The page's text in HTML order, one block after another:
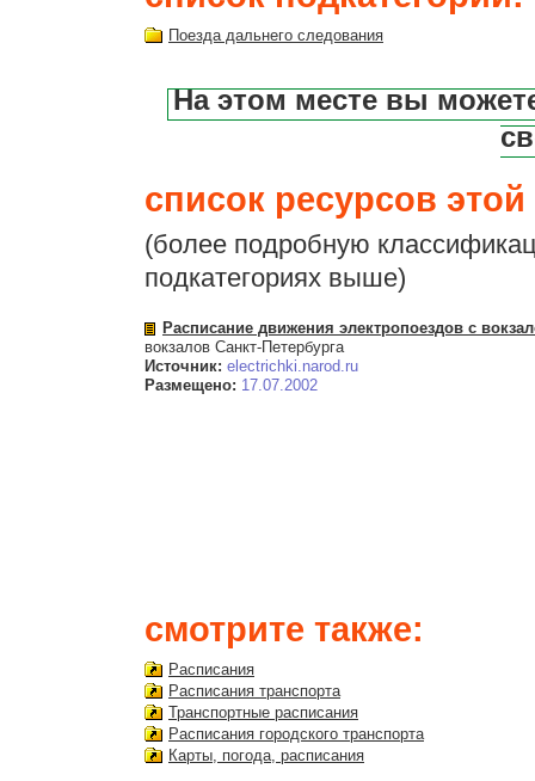
Поезда дальнего следования
На этом месте вы
список ресурсов этой
(более подробную
подкатегориях выше)
Расписание движения электропоездов с
вокзалов Санкт-Петербурга
Источник: electrichki.narod.ru
Размещено: 17.07.2002
смотрите также:
Расписания
Расписания транспорта
Транспортные расписания
Расписания городского транспорта
Карты, погода, расписания